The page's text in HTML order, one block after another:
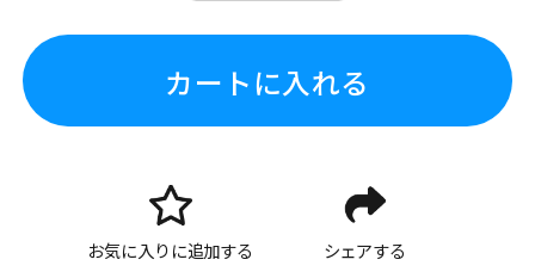
カートに入れる
お気に入りに追加する シェアする